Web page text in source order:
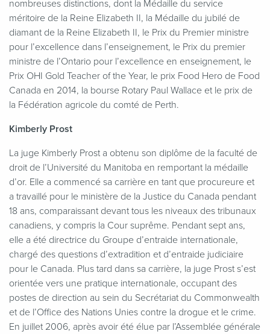
nombreuses distinctions, dont la Médaille du service
méritoire de la Reine Elizabeth II, la Médaille du jubilé de
diamant de la Reine Elizabeth II, le Prix du Premier ministre
pour l’excellence dans l’enseignement, le Prix du premier
ministre de l’Ontario pour l’excellence en enseignement, le
Prix OHI Gold Teacher of the Year, le prix Food Hero de Food
Canada en 2014, la bourse Rotary Paul Wallace et le prix de
la Fédération agricole du comté de Perth.
Kimberly Prost
La juge Kimberly Prost a obtenu son diplôme de la faculté de
droit de l’Université du Manitoba en remportant la médaille
d’or. Elle a commencé sa carrière en tant que procureure et
a travaillé pour le ministère de la Justice du Canada pendant
18 ans, comparaissant devant tous les niveaux des tribunaux
canadiens, y compris la Cour suprême. Pendant sept ans,
elle a été directrice du Groupe d’entraide internationale,
chargé des questions d’extradition et d’entraide judiciaire
pour le Canada. Plus tard dans sa carrière, la juge Prost s’est
orientée vers une pratique internationale, occupant des
postes de direction au sein du Secrétariat du Commonwealth
et de l’Office des Nations Unies contre la drogue et le crime.
En juillet 2006, après avoir été élue par l’Assemblée générale